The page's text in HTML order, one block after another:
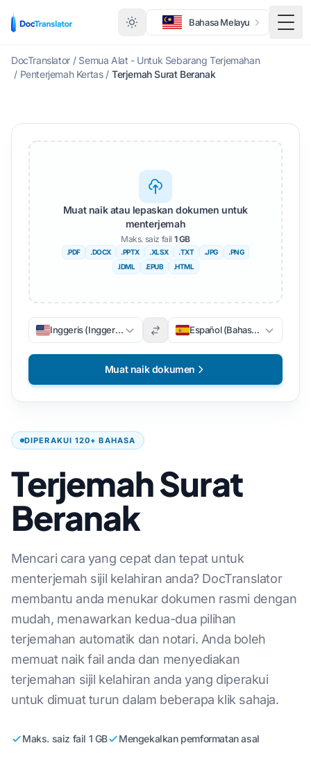
Bahasa Melayu
DocTranslator / Semua Alat - Untuk Sebarang Terjemahan
/ Penterjemah Kertas / Terjemah Surat Beranak
DIPERAKUI 120+ BAHASA
Terjemah Surat
Beranak
Mencari cara yang cepat dan tepat untuk
menterjemah sijil kelahiran anda? DocTranslator
membantu anda menukar dokumen rasmi dengan
mudah, menawarkan kedua-dua pilihan
terjemahan automatik dan notari. Anda boleh
memuat naik fail anda dan menyediakan
terjemahan sijil kelahiran anda yang diperakui
untuk dimuat turun dalam beberapa klik sahaja.
Maks. saiz fail 1 GB Mengekalkan pemformatan asal
Muat naik atau lepaskan dokumen untuk
menterjemah
Maks. saiz fail 1 GB
.PDF .DOCX .PPTX .XLSX .TXT .JPG
.PNG
.IDML
.EPUB .HTML
Inggeris (Inggeris) Español (Bahasa Sepanyol)
Muat naik dokumen